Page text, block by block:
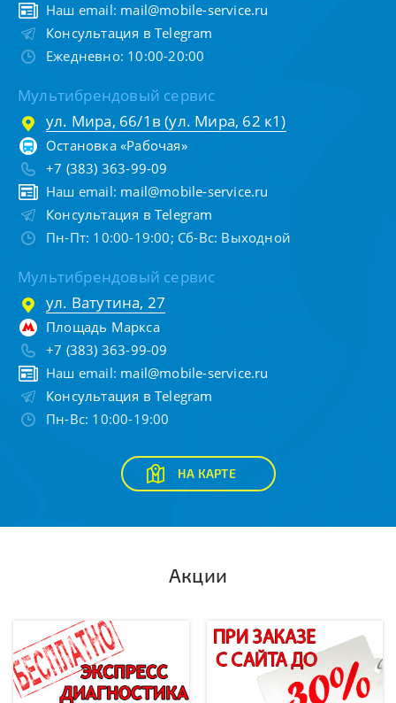
Наш email: mail@mobile-service.ru
Консультация в Telegram
Ежедневно: 10:00-20:00
Мультибрендовый сервис
ул. Мира, 66/1в (ул. Мира, 62 к1)
Остановка «Рабочая»
+7 (383) 363-99-09
Наш email: mail@mobile-service.ru
Консультация в Telegram
Пн-Пт: 10:00-19:00; Сб-Вс: Выходной
Мультибрендовый сервис
ул. Ватутина, 27
Площадь Маркса
+7 (383) 363-99-09
Наш email: mail@mobile-service.ru
Консультация в Telegram
Пн-Вс: 10:00-19:00
НА КАРТЕ
Акции